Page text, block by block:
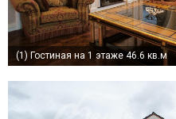
(1) Гостиная на 1 этаже 46.6 кв.м